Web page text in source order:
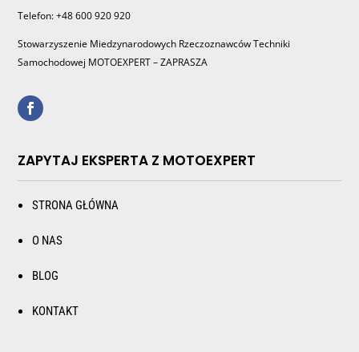
Telefon: +48 600 920 920
Stowarzyszenie Miedzynarodowych Rzeczoznawców Techniki
Samochodowej MOTOEXPERT – ZAPRASZA
ZAPYTAJ EKSPERTA Z MOTOEXPERT
STRONA GŁÓWNA
O NAS
BLOG
KONTAKT